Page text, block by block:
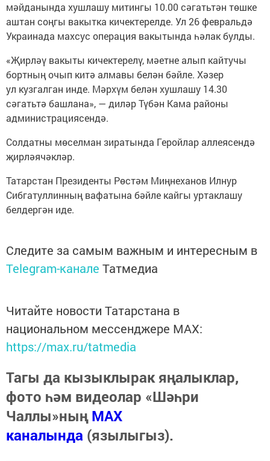
мәйданында хушлашу митингы 10.00 сәгатьтән төшке
аштан соңгы вакытка кичектерелде. Ул 26 февральдә
Украинада махсус операция вакытында һәлак булды.
«Җирләү вакыты кичектерелү, мәетне алып кайтучы
бортның очып китә алмавы белән бәйле. Хәзер
ул кузгалган инде. Мәрхүм белән хушлашу 14.30
сәгатьтә башлана», — диләр Түбән Кама районы
администрациясендә.
Солдатны мөселман зиратында Геройлар аллеясендә
җирләячәкләр.
Татарстан Президенты Рөстәм Миңнеханов Илнур
Сибгатуллинның вафатына бәйле кайгы уртаклашу
белдергән иде.
Следите за самым важным и интересным в
Telegram-канале Татмедиа
Читайте новости Татарстана в
национальном мессенджере MАХ:
https://max.ru/tatmedia
Тагы да кызыклырак яңалыклар,
фото һәм видеолар «Шәһри
Чаллы»ныңMAX
каналында (язылыгыз).